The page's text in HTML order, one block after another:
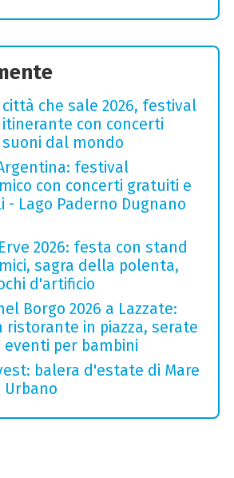
che sale 2026, festival
con concerti
dal mondo
festival
con concerti gratuiti e
- Lago Paderno Dugnano
2026: festa con stand
sagra della polenta,
d'artificio
Borgo 2026 a Lazzate:
ristorante in piazza, serate
eventi per bambini
balera d'estate di Mare